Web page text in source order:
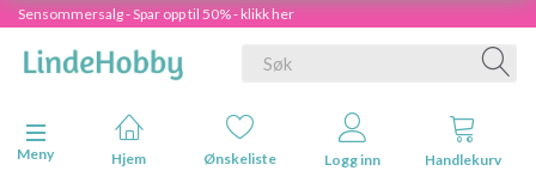
Sensommersalg - Spar opp til 50% - klikk her
Veksle navigasjon
Meny
Hjem Ønskeliste Logg inn Handlekurv